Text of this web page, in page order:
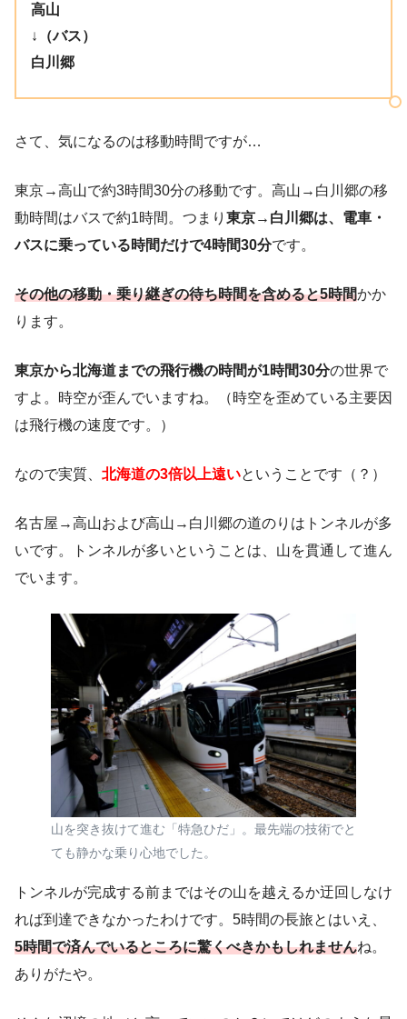
高山
↓
（バス）
白川郷
さて、気になるのは移動時間ですが…
東京→高山で約3時間30分の移動です。高山→白川郷の移
動時間はバスで約1時間。つまり 東京→白川郷は、電車・
バスに乗っている時間だけで4時間30分です。
その他の移動・乗り継ぎの待ち時間を含めると5時間かか
ります。
東京から北海道までの飛行機の時間が1時間30分の世界で
すよ。時空が歪んでいますね。（時空を歪めている主要因
は飛行機の速度です。）
なので実質、 北海道の3倍以上遠いということです（？）
名古屋→高山および高山→白川郷の道のりはトンネルが多
いです。トンネルが多いということは、山を貫通して進ん
でいます。
山を突き抜けて進む「特急ひだ」。最先端の技術でと
ても静かな乗り心地でした。
トンネルが完成する前まではその山を越えるか迂回しなけ
れば到達できなかったわけです。5時間の長旅とはいえ、
5時間で済んでいるところに驚くべきかもしれませんね。
ありがたや。